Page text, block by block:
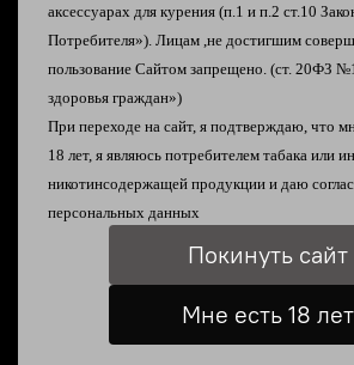
Описание
Гибридный дрип тип или 510
УКАЗАНА ЗА ОДНУ ПОЗИЦИЮ 510
Совместим с Boro девайсами
аксессуарах для курения (п.1 и п.2 ст.10
Потребителя»). Лицам ,не достигшим
пользование Сайтом запрещено. (ст. 20ФЗ
здоровья граждан»)
При переходе на сайт, я подтверждаю, что
18 лет, я являюсь потребителем табака или
никотинсодержащей продукции и даю
персональных данных
Покинуть сайт
Мне есть 18 лет